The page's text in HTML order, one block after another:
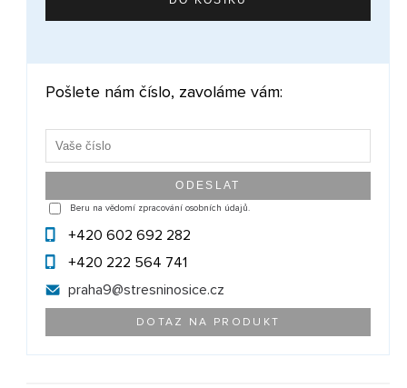
Pošlete nám číslo, zavoláme vám:
Beru na vědomí zpracování osobních údajů.
+420 602 692 282
+420 222 564 741
praha9@stresninosice.cz
DOTAZ NA PRODUKT